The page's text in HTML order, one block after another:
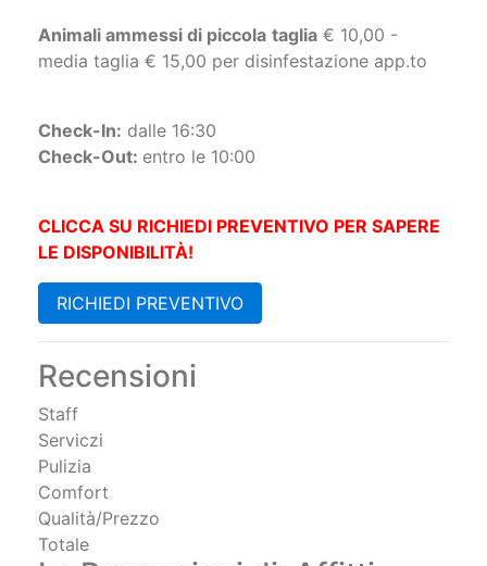
Animali ammessi di piccola taglia € 10,00 -
media taglia € 15,00 per disinfestazione app.to
Check-In: dalle 16:30
Check-Out: entro le 10:00
CLICCA SU RICHIEDI PREVENTIVO PER SAPERE
LE DISPONIBILITÀ!
RICHIEDI PREVENTIVO
Recensioni
Staff
Serviczi
Pulizia
Comfort
Qualità/Prezzo
Totale